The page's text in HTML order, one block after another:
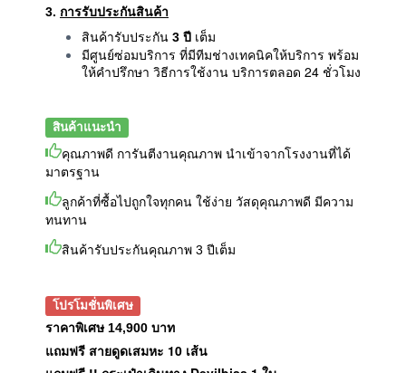
3. การรับประกันสินค้า
สินค้ารับประกัน 3 ปี เต็ม
มีศูนย์ซ่อมบริการ ที่มีทีมช่างเทคนิคให้บริการ พร้อม
ให้คำปรึกษา วิธีการใช้งาน บริการตลอด 24 ชั่วโมง
สินค้าแนะนำ
คุณภาพดี การันตีงานคุณภาพ นำเข้าจากโรงงานที่ได้
มาตรฐาน
ลูกค้าที่ซื้อไปถูกใจทุกคน ใช้ง่าย วัสดุคุณภาพดี มีความ
ทนทาน
สินค้ารับประกันคุณภาพ 3 ปีเต็ม
โปรโมชั่นพิเศษ
ราคาพิเศษ 14,900 บาท
แถมฟรี สายดูดเสมหะ 10 เส้น